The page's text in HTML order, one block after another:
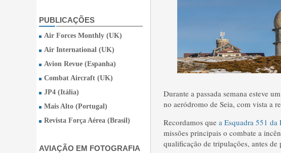
PUBLICAÇÕES
Air Forces Monthly (UK)
Air International (UK)
Avion Revue (Espanha)
Combat Aircraft (UK)
JP4 (Itália)
Mais Alto (Portugal)
Revista Força Aérea (Brasil)
AVIAÇÃO EM FOTOGRAFIA
Durante a passada semana esteve
no aeródromo de Seia, com vista a
Recordamos que a Esquadra 551 da
missões principais o combate a
qualificação de tripulações, antes